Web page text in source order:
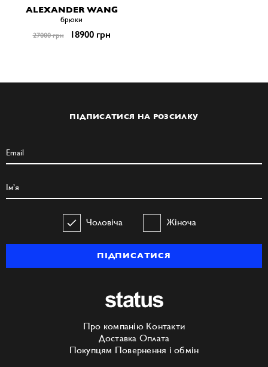
ALEXANDER WANG
брюки
27000 грн 18900 грн
ПІДПИСАТИСЯ НА РОЗСИЛКУ
Чоловіча Жіноча
ПІДПИСАТИСЯ
Про компанію Контакти
Доставка Оплата
Покупцям Повернення і обмін